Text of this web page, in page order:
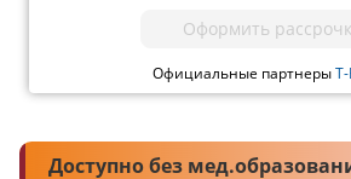
Оформить
Официальные партнеры
Доступно без